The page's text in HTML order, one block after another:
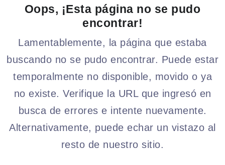
Oops, ¡Esta página no se pudo
encontrar!
Lamentablemente, la página que estaba
buscando no se pudo encontrar. Puede estar
temporalmente no disponible, movido o ya
no existe. Verifique la URL que ingresó en
busca de errores e intente nuevamente.
Alternativamente, puede echar un vistazo al
resto de nuestro sitio.